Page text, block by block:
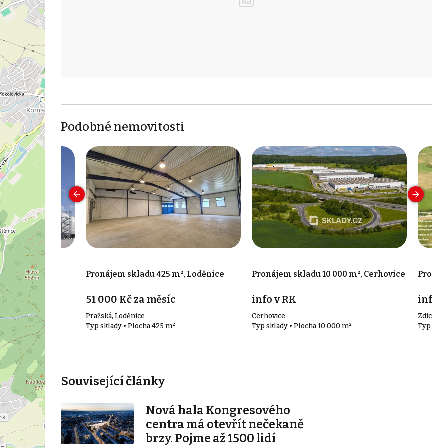
Podobné nemovitosti
m², Žebrák
m²
Pronájem skladu 425 m², Loděnice
51 000 Kč za měsíc
Pražská, Loděnice
Typ sklady • Plocha 425 m²
Pronájem skladu 10 000 m², Cerhovice
info v RK
Cerhovice
Typ sklady • Plocha 10 000 m²
info v
Zdice
Typ
Související články
Nová hala Kongresového
centra má otevřít nečekaně
brzy. Pojme až 1500 lidí